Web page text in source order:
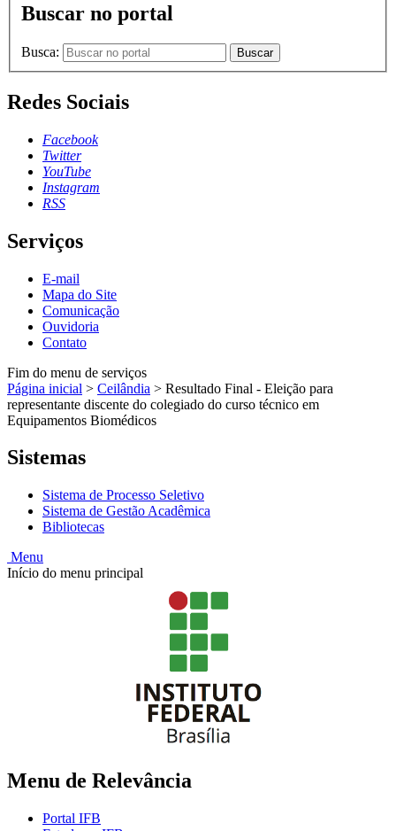
Buscar no portal
Busca: Buscar
Redes Sociais
Facebook
Twitter
YouTube
Instagram
RSS
Serviços
E-mail
Mapa do Site
Comunicação
Ouvidoria
Contato
Fim do menu de serviços
Página inicial > Ceilândia > Resultado Final - Eleição para
representante discente do colegiado do curso técnico em
Equipamentos Biomédicos
Sistemas
Sistema de Processo Seletivo
Sistema de Gestão Acadêmica
Bibliotecas
Menu
Início do menu principal
Menu de Relevância
Portal IFB